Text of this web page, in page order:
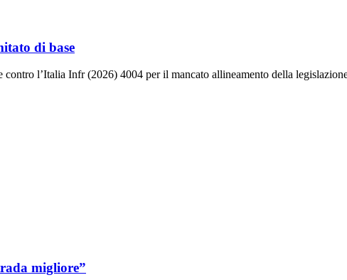
di base
l’Italia Infr (2026) 4004 per il mancato allineamento della
migliore”